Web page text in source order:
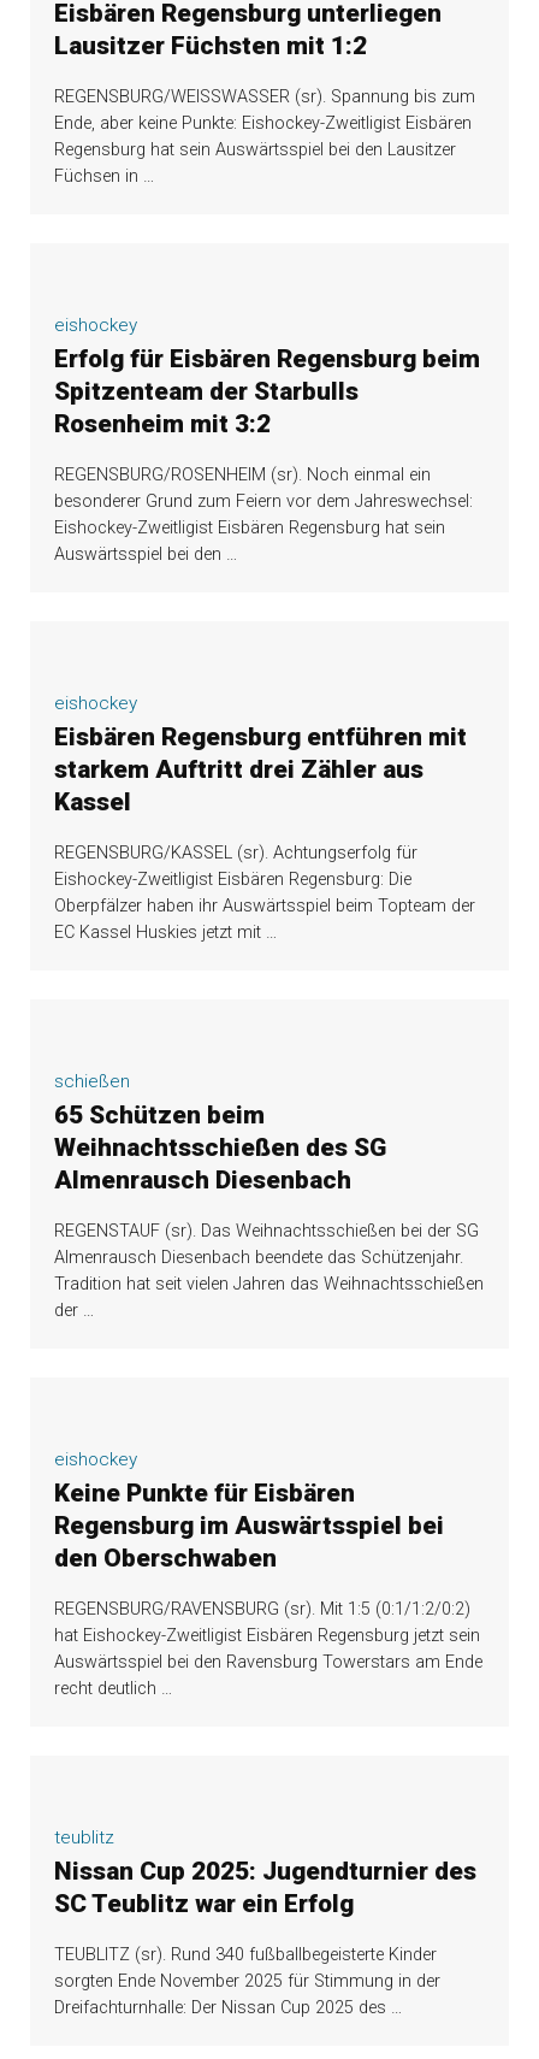
Eisbären Regensburg unterliegen
Lausitzer Füchsten mit 1:2
REGENSBURG/WEISSWASSER (sr). Spannung bis zum
Ende, aber keine Punkte: Eishockey-Zweitligist Eisbären
Regensburg hat sein Auswärtsspiel bei den Lausitzer
Füchsen in …
eishockey
Erfolg für Eisbären Regensburg beim
Spitzenteam der Starbulls
Rosenheim mit 3:2
REGENSBURG/ROSENHEIM (sr). Noch einmal ein
besonderer Grund zum Feiern vor dem Jahreswechsel:
Eishockey-Zweitligist Eisbären Regensburg hat sein
Auswärtsspiel bei den …
eishockey
Eisbären Regensburg entführen mit
starkem Auftritt drei Zähler aus
Kassel
REGENSBURG/KASSEL (sr). Achtungserfolg für
Eishockey-Zweitligist Eisbären Regensburg: Die
Oberpfälzer haben ihr Auswärtsspiel beim Topteam der
EC Kassel Huskies jetzt mit …
schießen
65 Schützen beim
Weihnachtsschießen des SG
Almenrausch Diesenbach
REGENSTAUF (sr). Das Weihnachtsschießen bei der SG
Almenrausch Diesenbach beendete das Schützenjahr.
Tradition hat seit vielen Jahren das Weihnachtsschießen
der …
eishockey
Keine Punkte für Eisbären
Regensburg im Auswärtsspiel bei
den Oberschwaben
REGENSBURG/RAVENSBURG (sr). Mit 1:5 (0:1/1:2/0:2)
hat Eishockey-Zweitligist Eisbären Regensburg jetzt sein
Auswärtsspiel bei den Ravensburg Towerstars am Ende
recht deutlich …
teublitz
Nissan Cup 2025: Jugendturnier des
SC Teublitz war ein Erfolg
TEUBLITZ (sr). Rund 340 fußballbegeisterte Kinder
sorgten Ende November 2025 für Stimmung in der
Dreifachturnhalle: Der Nissan Cup 2025 des …